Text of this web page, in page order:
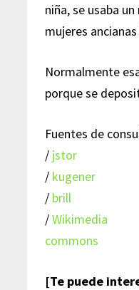
niña, se usaba
mujeres
Normalmente
porque se
Fuentes de
/ jstor
/ kugener
/ brill
/Wikimedia
commons
[Te puede